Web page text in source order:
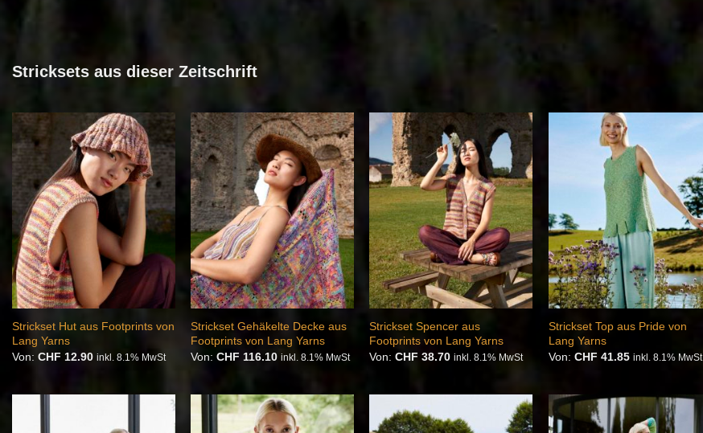
Stricksets aus dieser Zeitschrift
Auf die
Wunschliste
Strickset Hut aus Footprints von
Lang Yarns
Von: CHF 12.90 inkl. 8.1% MwSt
Auf die
Wunschliste
Strickset Gehäkelte Decke aus
Footprints von Lang Yarns
Von:CHF 116.10 inkl. 8.1% MwSt
Auf die
Wunschliste
Strickset Spencer aus
Footprints von Lang Yarns
Von:CHF 38.70 inkl. 8.1% MwSt
Wunschliste
Strickset Top aus Pride von
Lang Yarns
Von: CHF 41.85 inkl. 8.1% MwSt